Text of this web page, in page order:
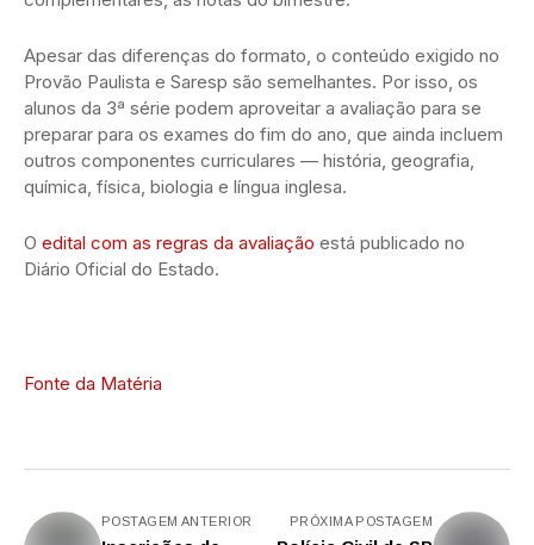
Apesar das diferenças do formato, o conteúdo exigido no
Provão Paulista e Saresp são semelhantes. Por isso, os
alunos da 3ª série podem aproveitar a avaliação para se
preparar para os exames do fim do ano, que ainda incluem
outros componentes curriculares — história, geografia,
química, física, biologia e língua inglesa.
O edital com as regras da avaliação está publicado no
Diário Oficial do Estado.
Fonte da Matéria
POSTAGEM ANTERIOR PRÓXIMA POSTAGEM